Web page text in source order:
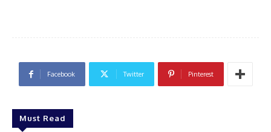
Facebook Twitter Pinterest
Must Read